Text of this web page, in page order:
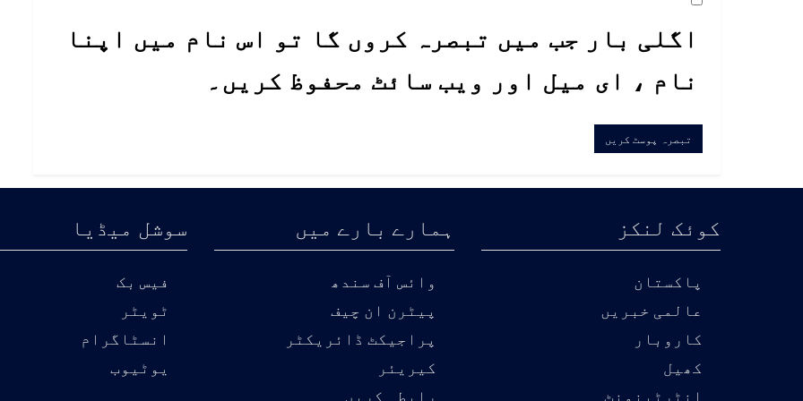
اگلی بار جب میں تبصرہ کروں گا تو اس نام میں اپنا
نام ، ای میل اور ویب سائٹ محفوظ کریں۔
کوئک لنکز
پاکستان
عالمی خبریں
کاروبار
کھیل
ہمارے بارے میں
وائس آف سندھ
پیٹرن ان چیف
پراجیکٹ ڈائریکٹر
کیریئر
سوشل میڈیا
فیس بک
ٹویٹر
انسٹاگرام
یوٹیوب